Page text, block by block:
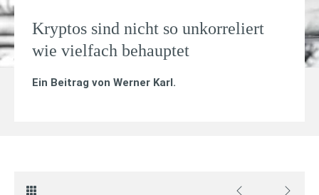
Kryptos sind nicht so unkorreliert
wie vielfach behauptet
Ein Beitrag von Werner Karl.